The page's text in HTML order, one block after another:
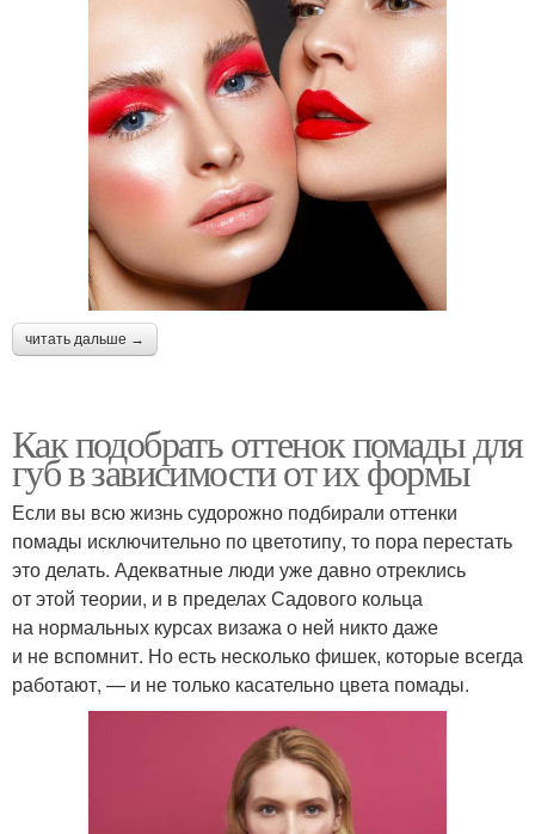
читать дальше →
Как подобрать оттенок помады для
губ в зависимости от их формы
Если вы всю жизнь судорожно подбирали оттенки
помады исключительно по цветотипу, то пора перестать
это делать. Адекватные люди уже давно отреклись
от этой теории, и в пределах Садового кольца
на нормальных курсах визажа о ней никто даже
и не вспомнит. Но есть несколько фишек, которые всегда
работают, — и не только касательно цвета помады.